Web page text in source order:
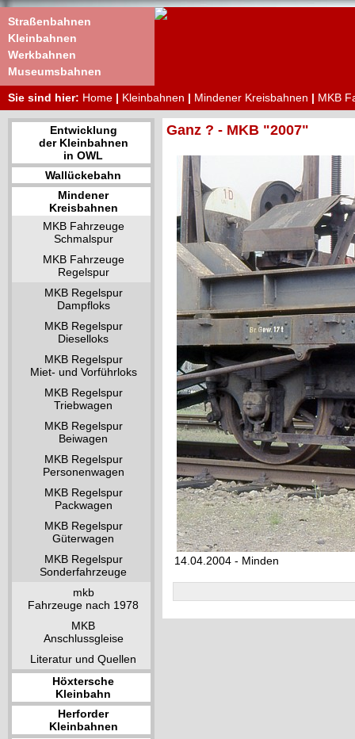
Straßenbahnen
Kleinbahnen
Werkbahnen
Museumsbahnen
Sie sind hier: Home | Kleinbahnen | Mindener Kreisbahnen | MKB
Entwicklung
der Kleinbahnen
in OWL
Wallückebahn
Mindener
Kreisbahnen
MKB Fahrzeuge
Schmalspur
MKB Fahrzeuge
Regelspur
MKB Regelspur
Dampfloks
MKB Regelspur
Dieselloks
MKB Regelspur
Miet- und Vorführloks
MKB Regelspur
Triebwagen
MKB Regelspur
Beiwagen
MKB Regelspur
Personenwagen
MKB Regelspur
Packwagen
MKB Regelspur
Güterwagen
MKB Regelspur
Sonderfahrzeuge
mkb
Fahrzeuge nach 1978
MKB
Anschlussgleise
Literatur und Quellen
Höxtersche
Kleinbahn
Herforder
Kleinbahnen
Ganz ? - MKB "2007"
14.04.2004 - Minden